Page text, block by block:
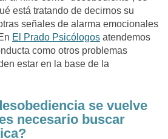
está tratando de decirnos su
señales de alarma emocionales
El Prado Psicólogos atendemos
como otros problemas
estar en la base de la
se vuelve
necesario buscar